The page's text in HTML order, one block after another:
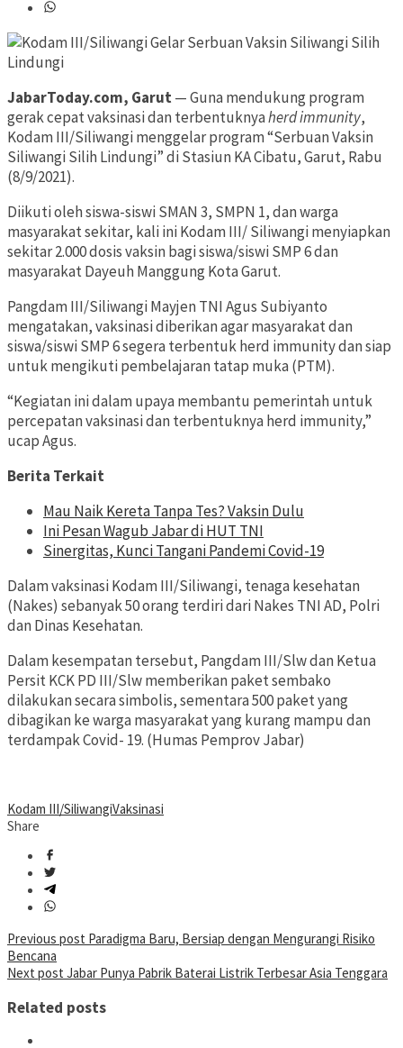
JabarToday.com, Garut— Guna mendukung program
gerak cepat vaksinasi dan terbentuknyaherd immunity,
Kodam III/Siliwangi menggelar program “Serbuan Vaksin
Siliwangi Silih Lindungi” di Stasiun KA Cibatu, Garut, Rabu
(8/9/2021).
Diikuti oleh siswa-siswi SMAN 3, SMPN 1, dan warga
masyarakat sekitar, kali ini Kodam III/ Siliwangi menyiapkan
sekitar 2.000 dosis vaksin bagi siswa/siswi SMP 6 dan
masyarakat Dayeuh Manggung Kota Garut.
Pangdam III/Siliwangi Mayjen TNI Agus Subiyanto
mengatakan, vaksinasi diberikan agar masyarakat dan
siswa/siswi SMP 6 segera terbentuk herd immunity dan siap
untuk mengikuti pembelajaran tatap muka (PTM).
“Kegiatan ini dalam upaya membantu pemerintah untuk
percepatan vaksinasi dan terbentuknya herd immunity,”
ucap Agus.
Berita Terkait
Mau Naik Kereta Tanpa Tes? Vaksin Dulu
Ini Pesan Wagub Jabar di HUT TNI
Sinergitas, Kunci Tangani Pandemi Covid-19
Dalam vaksinasi Kodam III/Siliwangi, tenaga kesehatan
(Nakes) sebanyak 50 orang terdiri dari Nakes TNI AD, Polri
dan Dinas Kesehatan.
Dalam kesempatan tersebut, Pangdam III/Slw dan Ketua
Persit KCK PD III/Slw memberikan paket sembako
dilakukan secara simbolis, sementara 500 paket yang
dibagikan ke warga masyarakat yang kurang mampu dan
terdampak Covid- 19. (Humas Pemprov Jabar)
Kodam III/SiliwangiVaksinasi
Share
Post
navigation
Previous post Paradigma Baru, Bersiap dengan Mengurangi Risiko
Bencana
Next post Jabar Punya Pabrik Baterai Listrik Terbesar Asia Tenggara
Related posts